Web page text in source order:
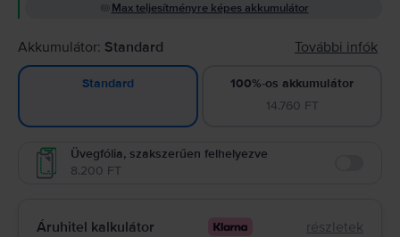
Max teljesítményre képes akkumulátor
Akkumulátor: Standard További infók
Standard
100%-os akkumulátor
14.760 FT
Üvegfólia, szakszerűen felhelyezve
8.200 FT
Áruhitel kalkulátor részletek